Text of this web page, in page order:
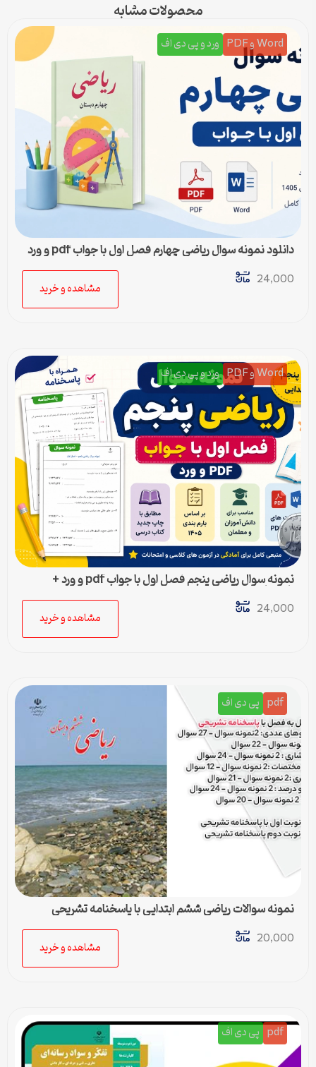
محصولات مشابه
Word و PDF ورد و پی دی اف
دانلود نمونه سوال ریاضی چهارم فصل اول با جواب pdf و ورد
24,000
مشاهده و خرید
Word و PDF ورد و پی دی اف
نمونه سوال ریاضی پنجم فصل اول با جواب pdf و ورد +
پاسخنامه
24,000
مشاهده و خرید
pdf پی دی اف
نمونه سوالات ریاضی ششم ابتدایی با پاسخنامه تشریحی
20,000
مشاهده و خرید
pdf پی دی اف